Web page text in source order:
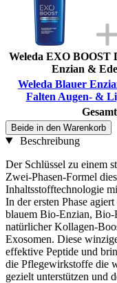
Weleda EXO BOOST
Enzian &
Weleda Blauer
Falten Augen- &
Beide in den Warenkorb
Beschreibung
Der Schlüssel zu einem
Zwei-Phasen-Formel
Inhaltsstofftechnologie
In der ersten Phase
blauem Bio-Enzian, Bio-
natürlicher Kollagen-
Exosomen. Diese
effektive Peptide und
die Pflegewirkstoffe die
gezielt unterstützen und